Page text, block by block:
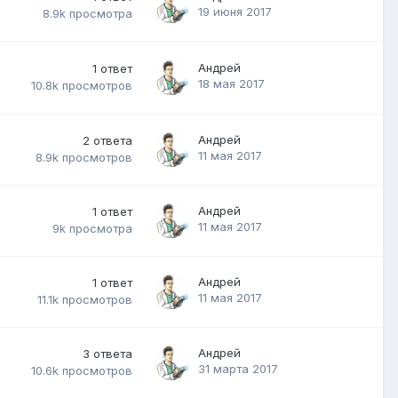
8.9k просмотра
19 июня 2017
1 ответ
10.8k просмотров
Андрей
18 мая 2017
2 ответа
8.9k просмотров
Андрей
11 мая 2017
1 ответ
9k просмотра
Андрей
11 мая 2017
1 ответ
11.1k просмотров
Андрей
11 мая 2017
3 ответа
10.6k просмотров
Андрей
31 марта 2017